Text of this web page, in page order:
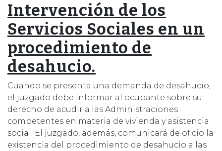
Intervención de los
Servicios Sociales en un
procedimiento de
desahucio.
Cuando se presenta una demanda de desahucio,
el juzgado debe informar al ocupante sobre su
derecho de acudir a las Administraciones
competentes en materia de vivienda y asistencia
social. El juzgado, además, comunicará de oficio la
existencia del procedimiento de desahucio a las